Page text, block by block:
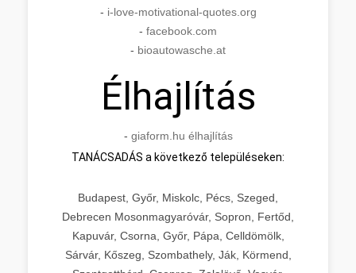
- i-love-motivational-quotes.org
- facebook.com
- bioautowasche.at
Élhajlítás
- giaform.hu élhajlítás
TANÁCSADÁS a következő településeken:
Budapest, Győr, Miskolc, Pécs, Szeged,
Debrecen Mosonmagyaróvár, Sopron, Fertőd,
Kapuvár, Csorna, Győr, Pápa, Celldömölk,
Sárvár, Kőszeg, Szombathely, Ják, Körmend,